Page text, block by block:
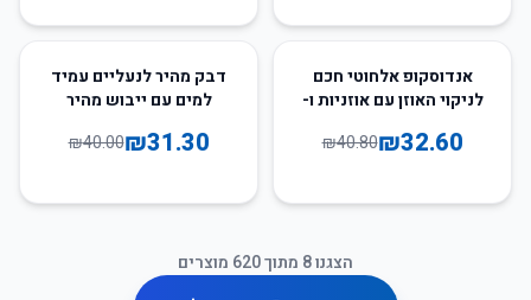
20
אנדוסקופ אלחוטי חכם
לניקוי האוזן עם אוזניות ו-
₪32.60
₪40.80
22
דבק מהיר לנעליים עמיד
למים עם ייבוש מהיר
₪31.30
₪40.00
הצגנו8 מתוך620 מוצרים